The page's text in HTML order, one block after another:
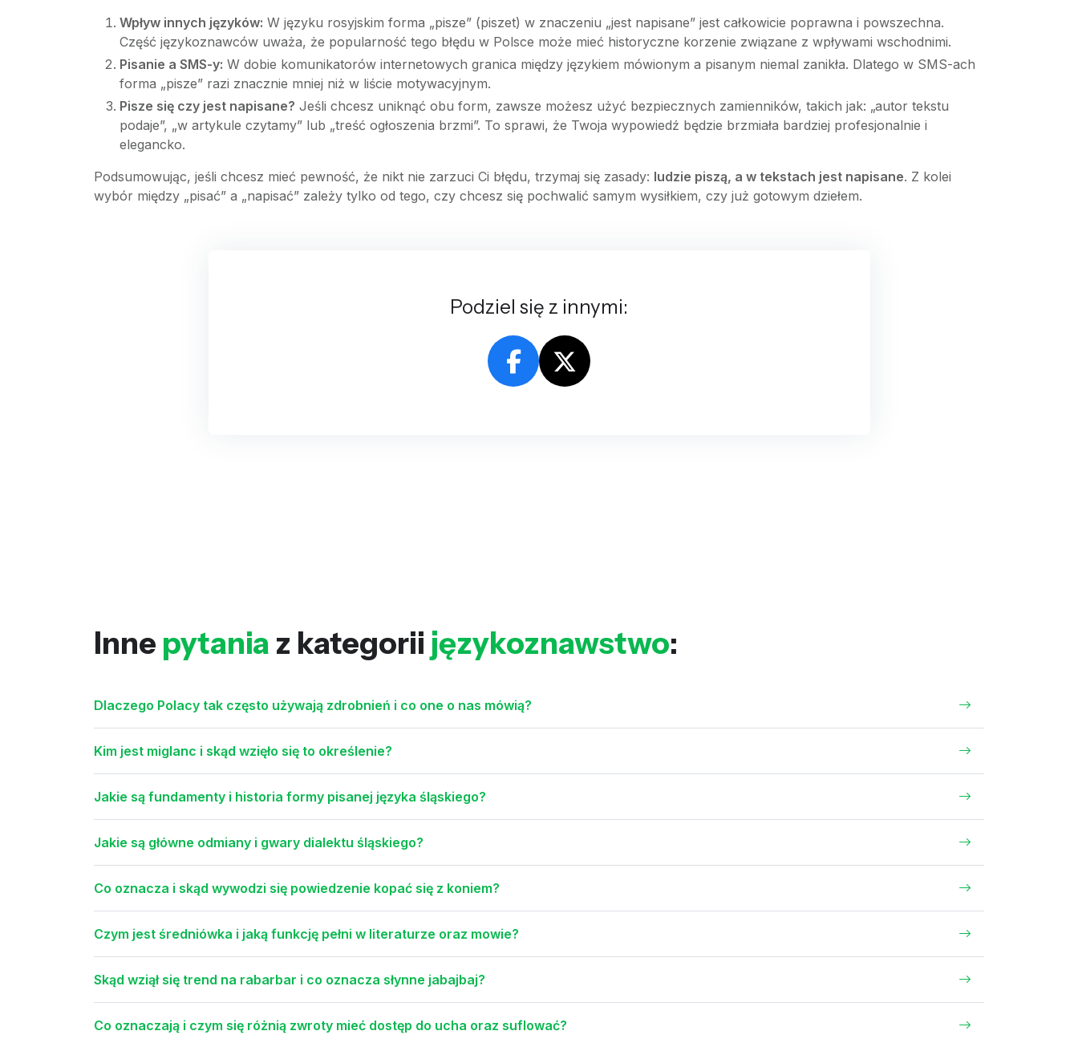
Wpływ innych języków: W języku rosyjskim forma „pisze” (piszet) w znaczeniu „jest napisane” jest całkowicie poprawna i powszechna.
Część językoznawców uważa, że popularność tego błędu w Polsce może mieć historyczne korzenie związane z wpływami wschodnimi.
Pisanie a SMS-y: W dobie komunikatorów internetowych granica między językiem mówionym a pisanym niemal zanikła. Dlatego w SMS-ach
forma „pisze” razi znacznie mniej niż w liście motywacyjnym.
Pisze się czy jest napisane? Jeśli chcesz uniknąć obu form, zawsze możesz użyć bezpiecznych zamienników, takich jak: „autor tekstu
podaje”, „w artykule czytamy” lub „treść ogłoszenia brzmi”. To sprawi, że Twoja wypowiedź będzie brzmiała bardziej profesjonalnie i
elegancko.
Podsumowując, jeśli chcesz mieć pewność, że nikt nie zarzuci Ci błędu, trzymaj się zasady: ludzie piszą, a w tekstach jest napisane. Z kolei
wybór między „pisać” a „napisać” zależy tylko od tego, czy chcesz się pochwalić samym wysiłkiem, czy już gotowym dziełem.
Podziel się z innymi:
Inne pytania z kategorii językoznawstwo:
Dlaczego Polacy tak często używają zdrobnień i co one o nas mówią?
Kim jest miglanc i skąd wzięło się to określenie?
Jakie są fundamenty i historia formy pisanej języka śląskiego?
Jakie są główne odmiany i gwary dialektu śląskiego?
Co oznacza i skąd wywodzi się powiedzenie kopać się z koniem?
Czym jest średniówka i jaką funkcję pełni w literaturze oraz mowie?
Skąd wziął się trend na rabarbar i co oznacza słynne jabajbaj?
Co oznaczają i czym się różnią zwroty mieć dostęp do ucha oraz suflować?